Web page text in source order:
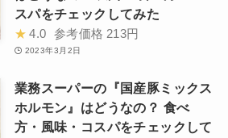
スパをチェックしてみた
★ 4.0 参考価格 213円
2023年3月2日
業務スーパーの『国産豚ミックス
ホルモン』はどうなの？ 食べ
方・風味・コスパをチェックして